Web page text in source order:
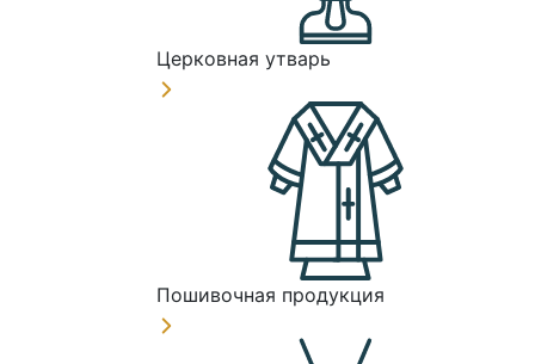
Церковная утварь
Пошивочная продукция